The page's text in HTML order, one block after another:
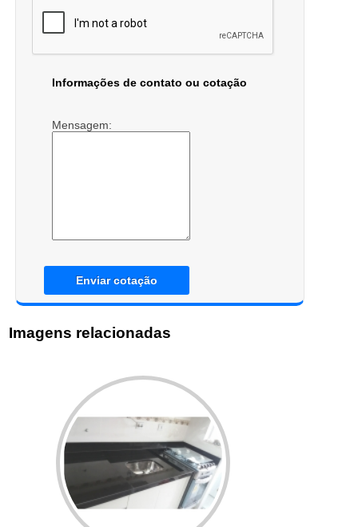
Informações de contato ou cotação
Mensagem:
Enviar cotação
Imagens relacionadas